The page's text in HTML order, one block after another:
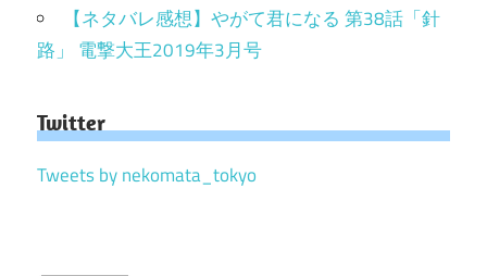
【ネタバレ感想】やがて君になる 第38話「針
路」 電撃大王2019年3月号
Twitter
Tweets by nekomata_tokyo